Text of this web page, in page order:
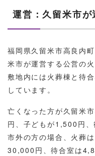
運営：久留米市
福岡県久留米市高良内
米市が運営する公営の火
敷地内には火葬棟と待
しています。
亡くなった方が久留米
円、子どもが1,500円、
市外の方の場合、火葬
30,000円、待合室は